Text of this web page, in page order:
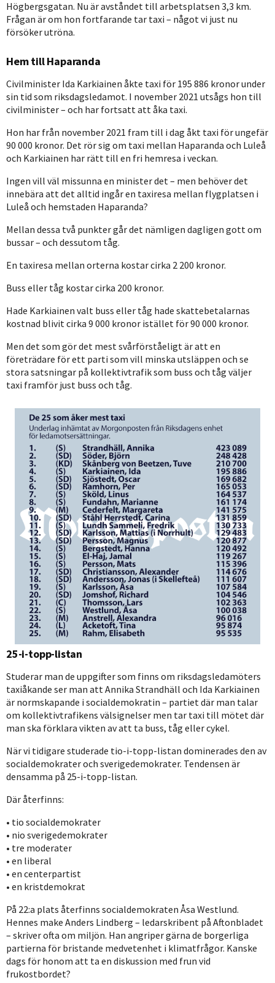
Högbergsgatan. Nu är avståndet till arbetsplatsen 3,3 km.
Frågan är om hon fortfarande tar taxi – något vi just nu
försöker utröna.
Hem till Haparanda
Civilminister Ida Karkiainen åkte taxi för 195 886 kronor under
sin tid som riksdagsledamot. I november 2021 utsågs hon till
civilminister – och har fortsatt att åka taxi.
Hon har från november 2021 fram till i dag åkt taxi för ungefär
90 000 kronor. Det rör sig om taxi mellan Haparanda och Luleå
och Karkiainen har rätt till en fri hemresa i veckan.
Ingen vill väl missunna en minister det – men behöver det
innebära att det alltid ingår en taxiresa mellan flygplatsen i
Luleå och hemstaden Haparanda?
Mellan dessa två punkter går det nämligen dagligen gott om
bussar – och dessutom tåg.
En taxiresa mellan orterna kostar cirka 2 200 kronor.
Buss eller tåg kostar cirka 200 kronor.
Hade Karkiainen valt buss eller tåg hade skattebetalarnas
kostnad blivit cirka 9 000 kronor istället för 90 000 kronor.
Men det som gör det mest svårförståeligt är att en
företrädare för ett parti som vill minska utsläppen och se
stora satsningar på kollektivtrafik som buss och tåg väljer
taxi framför just buss och tåg.
25-i-topp-listan
Studerar man de uppgifter som finns om riksdagsledamöters
taxiåkande ser man att Annika Strandhäll och Ida Karkiainen
är normskapande i socialdemokratin – partiet där man talar
om kollektivtrafikens välsignelser men tar taxi till mötet där
man ska förklara vikten av att ta buss, tåg eller cykel.
När vi tidigare studerade tio-i-topp-listan dominerades den av
socialdemokrater och sverigedemokrater. Tendensen är
densamma på 25-i-topp-listan.
Där återfinns:
• tio socialdemokrater
• nio sverigedemokrater
• tre moderater
• en liberal
• en centerpartist
• en kristdemokrat
På 22:a plats återfinns socialdemokraten Åsa Westlund.
Hennes make Anders Lindberg – ledarskribent på Aftonbladet
– skriver ofta om miljön. Han angriper gärna de borgerliga
partierna för bristande medvetenhet i klimatfrågor. Kanske
dags för honom att ta en diskussion med frun vid
frukostbordet?